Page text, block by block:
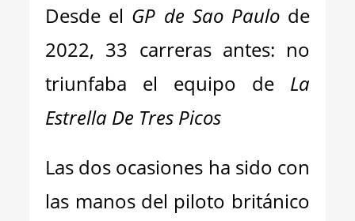
Desde el GP de Sao Paulo de
2022, 33 carreras antes: no
triunfaba el equipo de La
Estrella De Tres Picos
Las dos ocasiones ha sido con
las manos del piloto británico